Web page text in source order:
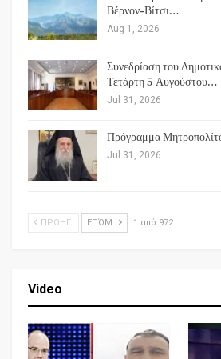
Βέρνον-Βίτσι…
Aug 1, 2026
Συνεδρίαση του
Τετάρτη 5 Αυγούστου…
Jul 31, 2026
Πρόγραμμα
Jul 31, 2026
ΠΡΟΗΓ. ΕΠΌΜ. 1 από 972
Video